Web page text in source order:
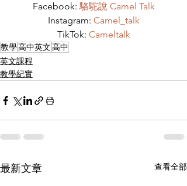
Facebook: 駱駝說 Camel Talk
Instagram: Camel_talk
TikTok: Cameltalk
教學高中英文高中
英文課程
教學紀實
最新文章 查看全部